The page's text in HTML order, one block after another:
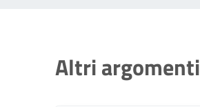
Altri argomenti